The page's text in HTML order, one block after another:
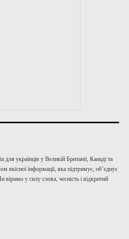
українців у Великій Британії, Канаді та
інформації, яка підтримує, об’єднує
віримо у силу слова, чесність і відкритий